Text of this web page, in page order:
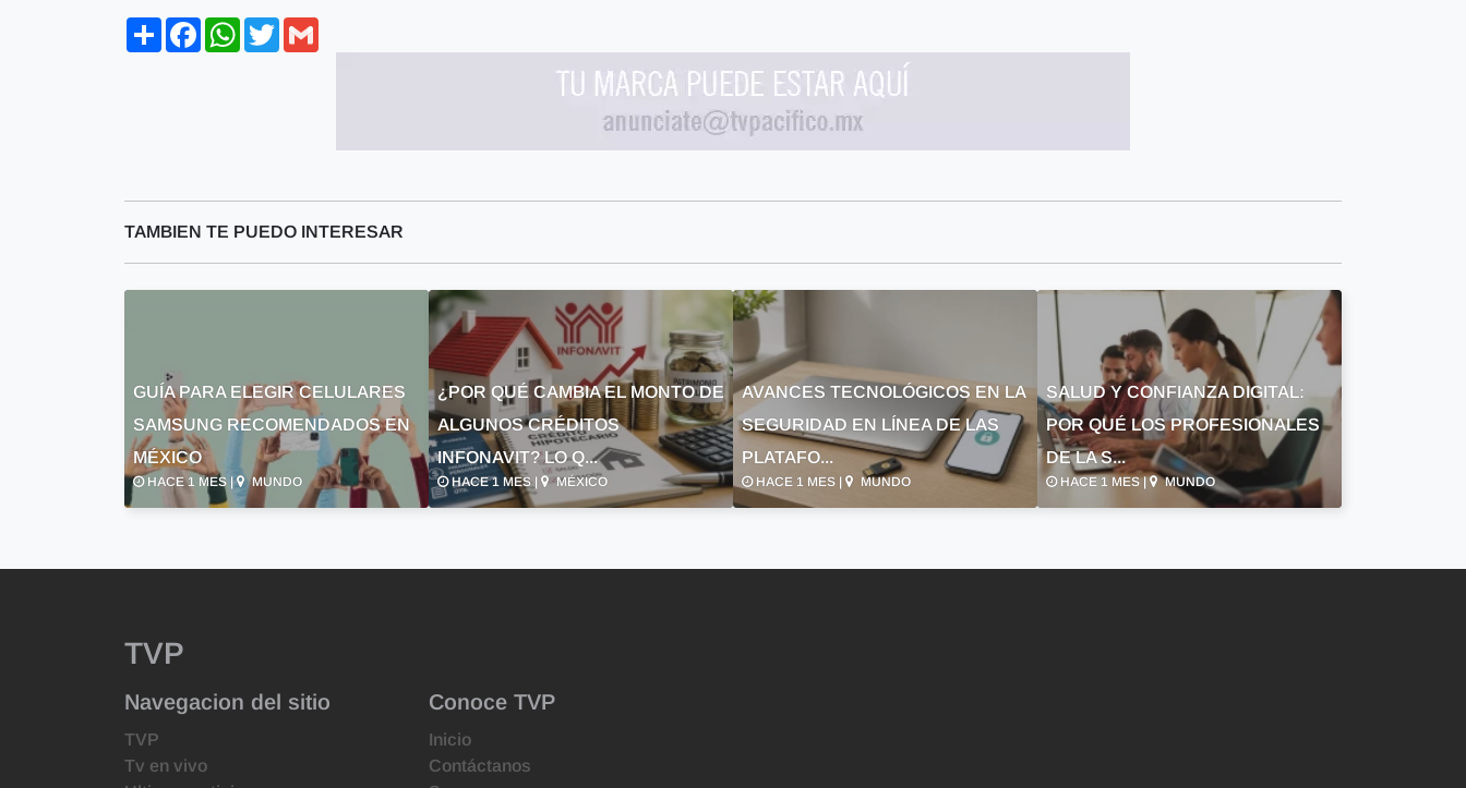
ShareFacebookWhatsApp
Twitter
TAMBIEN TE PUEDO INTERESAR
GUÍA PARA ELEGIR CELULARES
SAMSUNG RECOMENDADOS EN
MÉXICO
HACE 1 MES | MUNDO
¿POR QUÉ CAMBIA EL MONTO DE
ALGUNOS CRÉDITOS
INFONAVIT? LO Q...
HACE 1 MES | MÉXICO
AVANCES TECNOLÓGICOS EN LA
SEGURIDAD EN LÍNEA DE LAS
PLATAFO...
HACE 1 MES | MUNDO
SALUD Y CONFIANZA DIGITAL:
POR QUÉ LOS PROFESIONALES
DE LA S...
HACE 1 MES | MUNDO
TVP
Navegacion del sitio
TVP
Tv en vivo
Conoce TVP
Inicio
Contáctanos